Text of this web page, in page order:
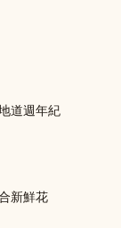
道週年紀
新鮮花